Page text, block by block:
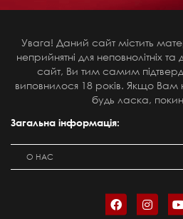
Увага! Даний сайт містить
неприйнятні для неповнолітніх
сайт, Ви тим самим
виповнилося 18 років. Якщо Вам
будь ласка,
Загальна інформація:
О НАС